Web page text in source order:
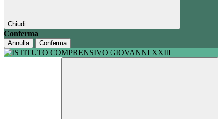
Chiudi
Conferma
Annulla Conferma